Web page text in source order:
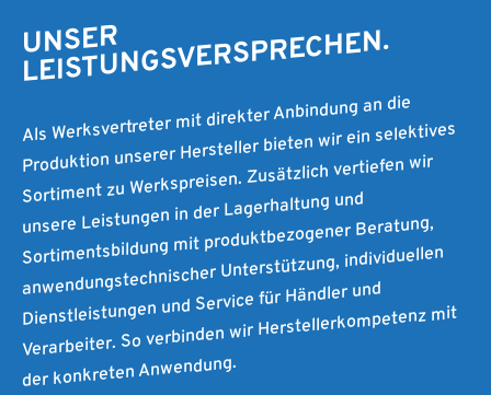
UNSER
LEISTUNGSVERSPRECHEN.
Als Werksvertreter mit direkter Anbindung an die
Produktion unserer Hersteller bieten wir ein selektives
Sortiment zu Werkspreisen. Zusätzlich vertiefen wir
unsere Leistungen in der Lagerhaltung und
Sortimentsbildung mit produktbezogener Beratung,
anwendungstechnischer Unterstützung, individuellen
Dienstleistungen und Service für Händler und
Verarbeiter. So verbinden wir Herstellerkompetenz mit
der konkreten Anwendung.